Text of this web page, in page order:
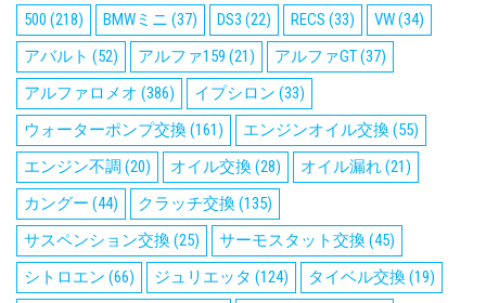
500 (218) BMWミニ (37) DS3 (22) RECS (33) VW(34)
アバルト (52) アルファ159 (21) アルファGT(37)
アルファロメオ (386) イプシロン (33)
ウォーターポンプ交換(161) エンジンオイル交換(55)
エンジン不調 (20) オイル交換(28) オイル漏れ(21)
カングー (44) クラッチ交換(135)
サスペンション交換(25) サーモスタット交換(45)
シトロエン (66) ジュリエッタ (124) タイベル交換(19)